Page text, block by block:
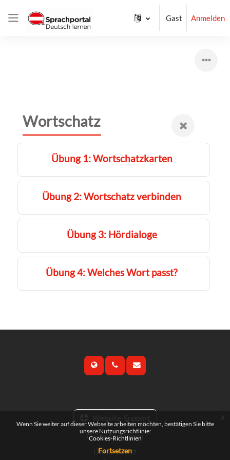
Website-Übersicht
Gast Anmelden
Wortschatz
Übung 1: Wortschatzkarten
Übung 2: Wortschatz verbinden
Übung 3: Hördialoge
Übung 4: Welches Wort passt?
Gast (Anmelden)
Datenschutz
Wenn Sie weiter auf dieser Webseite arbeiten möchten, bestätigen Sie bitte
unsere Nutzungsrichtlinie:
Cookies-Richtlinien
Fortsetzen
x